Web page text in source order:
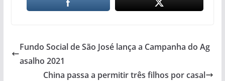
Fundo Social de São José lança a Campanha do Ag
asalho 2021
China passa a permitir três filhos por casal